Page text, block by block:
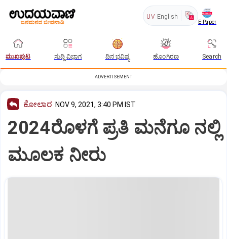
UV English
E-Paper
ಮುಖಪುಟ ಸುದ್ದಿ ವಿಭಾಗ ದಿನ ಭವಿಷ್ಯ ಹೊಂಗಿರಣ Search
ADVERTISEMENT
ಕೋಲಾರ NOV 9, 2021, 3:40 PM IST
2024ರೊಳಗೆ ಪ್ರತಿ ಮನೆಗೂ ನಲ್ಲಿ
ಮೂಲಕ ನೀರು